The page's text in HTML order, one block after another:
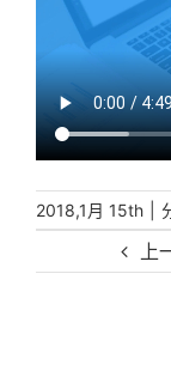
上
2018,1月 15th